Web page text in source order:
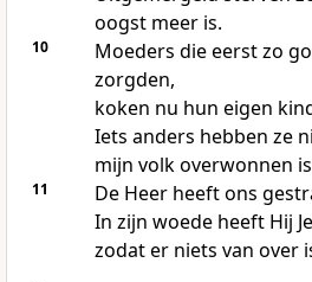
oogst meer is.
10
Moeders die eerst zo
zorgden,
koken nu hun eigen
Iets anders hebben ze
mijn volk overwonnen
11
De Heer heeft ons
In zijn woede heeft Hij
zodat er niets van over